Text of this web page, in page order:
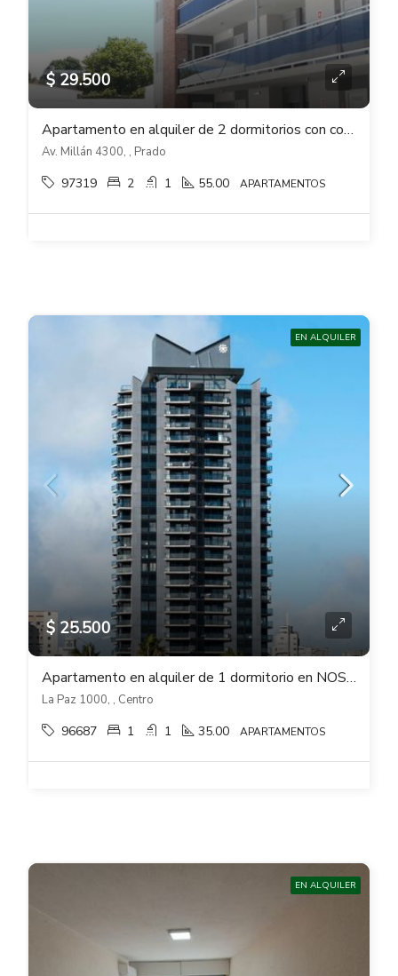
$ 29.500
Apartamento en alquiler de 2 dormitorios con cochera en Cantaros del Prado
Av. Millán 4300, , Prado
97319 2 1 55.00 APARTAMENTOS
EN ALQUILER
$ 25.500
Apartamento en alquiler de 1 dormitorio en NOSTRUM BAY – Centro
La Paz 1000, , Centro
96687 1 1 35.00 APARTAMENTOS
EN ALQUILER